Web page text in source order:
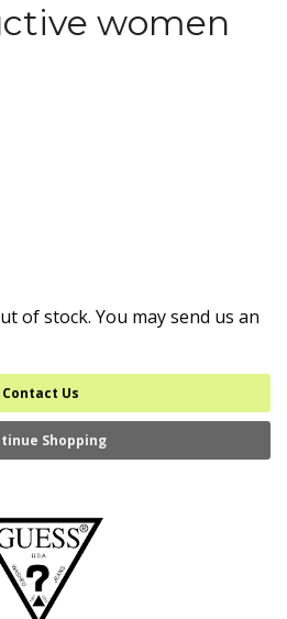
women
of stock. You may send us an
Contact Us
Shopping